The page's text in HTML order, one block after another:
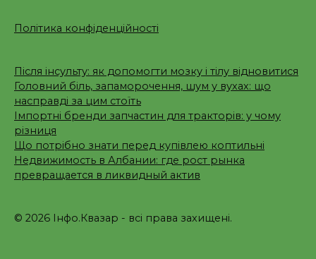
Політика конфіденційності
Після інсульту: як допомогти мозку і тілу відновитися
Головний біль, запаморочення, шум у вухах: що
насправді за цим стоїть
Імпортні бренди запчастин для тракторів: у чому
різниця
Що потрібно знати перед купівлею коптильні
Недвижимость в Албании: где рост рынка
превращается в ликвидный актив
© 2026 Інфо.Квазар - всі права захищені.